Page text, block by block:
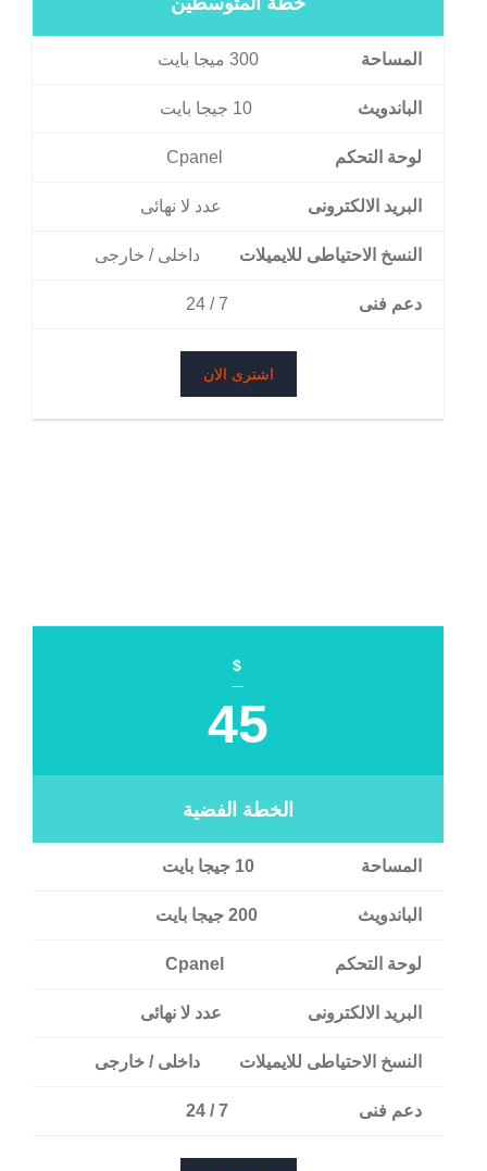
المساحة 300 ميجا بايت
الباندويث 10 جيجا بايت
لوحة التحكم Cpanel
البريد الالكترونى عدد لا نهائى
النسخ الاحتياطى للايميلات داخلى / خارجى
دعم فنى 7 / 24
اشترى الان
$
45
الخطة الفضية
المساحة 10 جيجا بايت
الباندويث 200 جيجا بايت
لوحة التحكم Cpanel
البريد الالكترونى عدد لا نهائى
النسخ الاحتياطى للايميلات داخلى / خارجى
دعم فنى 7 / 24